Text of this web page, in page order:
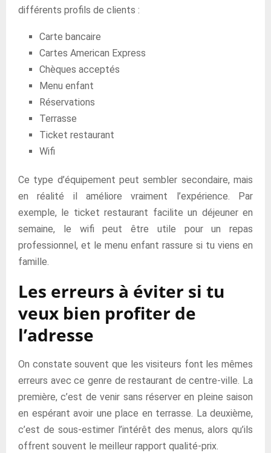
différents profils de clients :
Carte bancaire
Cartes American Express
Chèques acceptés
Menu enfant
Réservations
Terrasse
Ticket restaurant
Wifi
Ce type d’équipement peut sembler secondaire, mais
en réalité il améliore vraiment l’expérience. Par
exemple, le ticket restaurant facilite un déjeuner en
semaine, le wifi peut être utile pour un repas
professionnel, et le menu enfant rassure si tu viens en
famille.
Les erreurs à éviter si tu
veux bien profiter de
l’adresse
On constate souvent que les visiteurs font les mêmes
erreurs avec ce genre de restaurant de centre-ville. La
première, c’est de venir sans réserver en pleine saison
en espérant avoir une place en terrasse. La deuxième,
c’est de sous-estimer l’intérêt des menus, alors qu’ils
offrent souvent le meilleur rapport qualité-prix.